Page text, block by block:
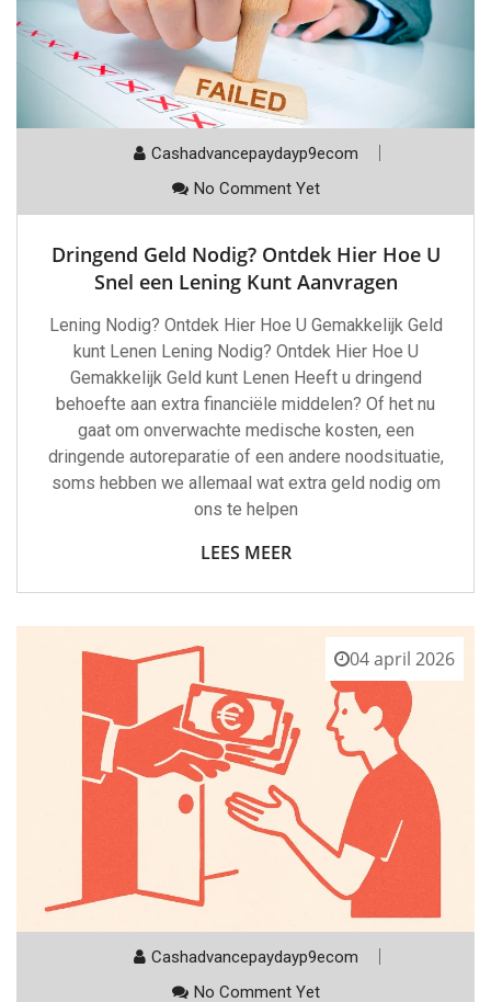
Cashadvancepaydayp9ecom
No Comment Yet
Dringend Geld Nodig? Ontdek Hier Hoe U
Snel een Lening Kunt Aanvragen
Lening Nodig? Ontdek Hier Hoe U Gemakkelijk Geld
kunt Lenen Lening Nodig? Ontdek Hier Hoe U
Gemakkelijk Geld kunt Lenen Heeft u dringend
behoefte aan extra financiële middelen? Of het nu
gaat om onverwachte medische kosten, een
dringende autoreparatie of een andere noodsituatie,
soms hebben we allemaal wat extra geld nodig om
ons te helpen
LEES MEER
04 april 2026
Cashadvancepaydayp9ecom
No Comment Yet